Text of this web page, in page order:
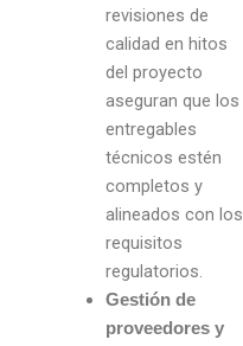
revisiones de
calidad en hitos
del proyecto
aseguran que los
entregables
técnicos estén
completos y
alineados con los
requisitos
regulatorios.
Gestión de
proveedores y